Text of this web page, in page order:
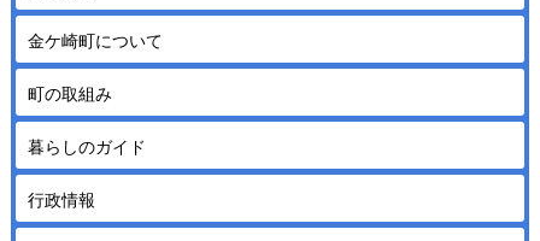
金ケ崎町について
町の取組み
暮らしのガイド
行政情報